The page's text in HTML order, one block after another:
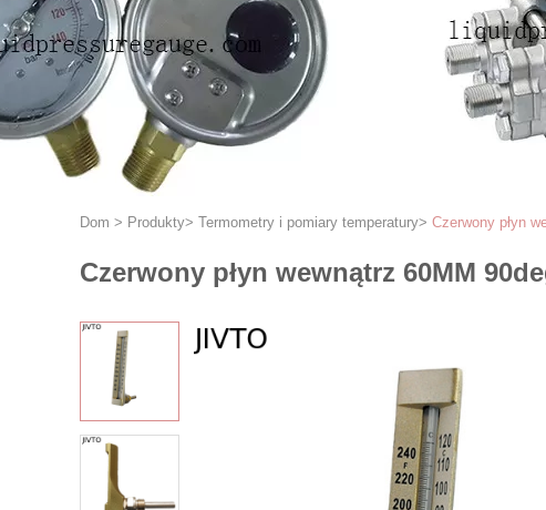
Dom > Produkty> Termometry i pomiary temperatury> Czerwony płyn
Czerwony płyn wewnątrz 60MM